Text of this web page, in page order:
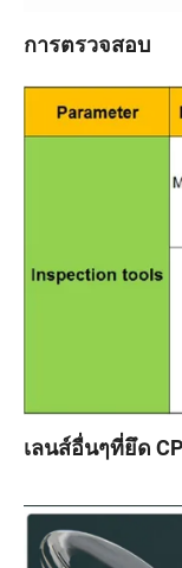
การตรวจสอบ
เลนส์อื่นๆที่ยึด